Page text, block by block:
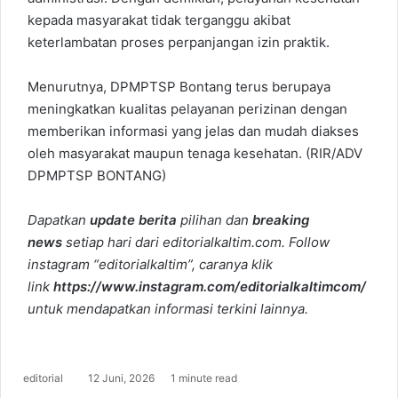
kepada masyarakat tidak terganggu akibat
keterlambatan proses perpanjangan izin praktik.
Menurutnya, DPMPTSP Bontang terus berupaya
meningkatkan kualitas pelayanan perizinan dengan
memberikan informasi yang jelas dan mudah diakses
oleh masyarakat maupun tenaga kesehatan. (RIR/ADV
DPMPTSP BONTANG)
Dapatkan update berita pilihan dan breaking
news setiap hari dari editorialkaltim.com. Follow
instagram “editorialkaltim”, caranya klik
link https://www.instagram.com/editorialkaltimcom/
untuk mendapatkan informasi terkini lainnya.
editorial 12 Juni, 2026 1 minute read